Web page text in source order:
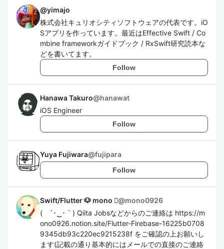
@yimajo
株式会社キュリオシティソフトウェアの代表です。iO
Sアプリを作っています。最近はEffective Swift / Co
mbine frameworkガイドブック / RxSwift研究読本な
どを書いてます。
Follow
Hanawa Takuro@hanawat
iOS Engineer
Follow
Yuya Fujiwara@fujipara
Follow
Swift/Flutter 🐶 mono @mono0926
( ´･‿･｀) Qiita Jobsなどからのご連絡は https://m
ono0926.notion.site/Flutter-Firebase-16225b0708
9345db93c220ec9215238f をご確認の上お願いし
ます(記載の通り基本的にはメールでの直接のご連絡